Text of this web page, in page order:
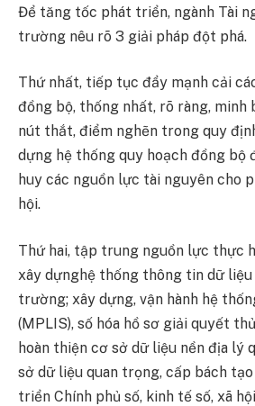
Để tăng tốc phát triển, ngành Tài
trường nêu rõ 3 giải pháp đột phá.
Thứ nhất, tiếp tục đẩy mạnh cải
đồng bộ, thống nhất, rõ ràng, minh
nút thắt, điểm nghẽn trong quy
dựng hệ thống quy hoạch đồng bộ
huy các nguồn lực tài nguyên cho
hội.
Thứ hai, tập trung nguồn lực thực
xây dựnghệ thống thông tin dữ liệu
trường; xây dựng, vận hành hệ
(MPLIS), số hóa hồ sơ giải quyết
hoàn thiện cơ sở dữ liệu nền địa lý
sở dữ liệu quan trọng, cấp bách
triển Chính phủ số, kinh tế số, xã